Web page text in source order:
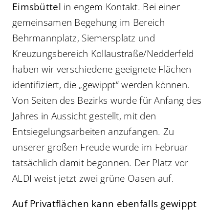
Eimsbüttel in engem Kontakt. Bei einer
gemeinsamen Begehung im Bereich
Behrmannplatz, Siemersplatz und
Kreuzungsbereich Kollaustraße/Nedderfeld
haben wir verschiedene geeignete Flächen
identifiziert, die „gewippt“ werden können.
Von Seiten des Bezirks wurde für Anfang des
Jahres in Aussicht gestellt, mit den
Entsiegelungsarbeiten anzufangen. Zu
unserer großen Freude wurde im Februar
tatsächlich damit begonnen. Der Platz vor
ALDI weist jetzt zwei grüne Oasen auf.
Auf Privatflächen kann ebenfalls gewippt